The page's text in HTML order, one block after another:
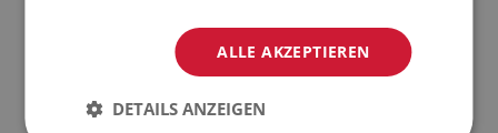
Visualisierung abweichen.
Die Matte ist für die Verwendung auf einer harten Oberfläche
ALLE AKZEPTIEREN
DETAILS ANZEIGEN